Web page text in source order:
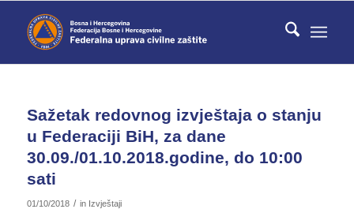
Sažetak redovnog izvještaja o stanju
u Federaciji BiH, za dane
30.09./01.10.2018.godine, do 10:00
sati
01/10/2018 / in Izvještaji